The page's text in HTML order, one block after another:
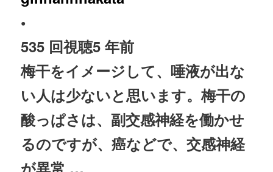
•
535 回視聴5 年前
梅干をイメージして、唾液が出な
い人は少ないと思います。梅干の
酸っぱさは、副交感神経を働かせ
るのですが、癌などで、交感神経
が異常 …